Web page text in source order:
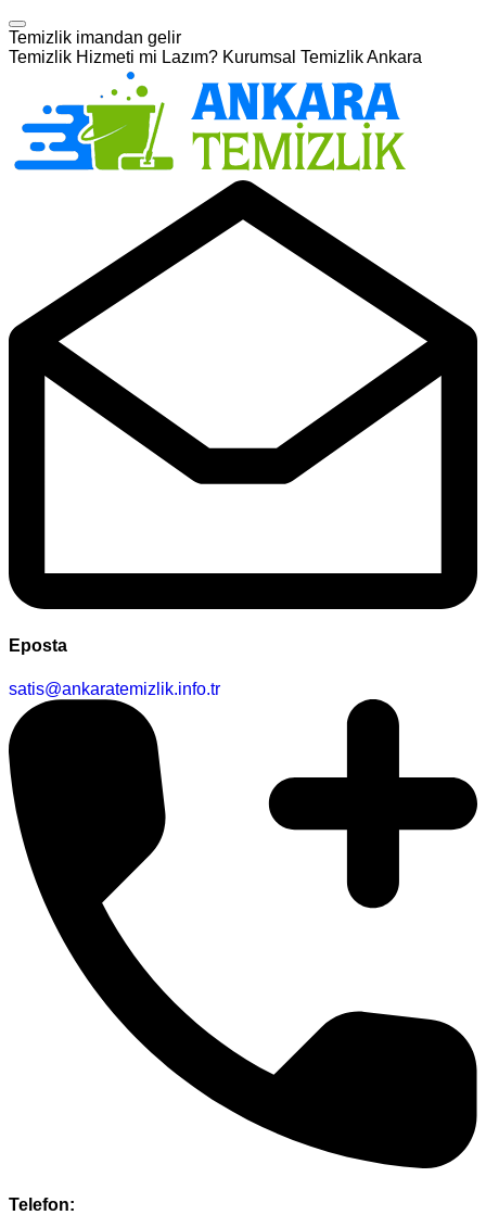
Temizlik imandan gelir
Temizlik Hizmeti mi Lazım? Kurumsal Temizlik Ankara
Eposta
satis@ankaratemizlik.info.tr
Telefon: